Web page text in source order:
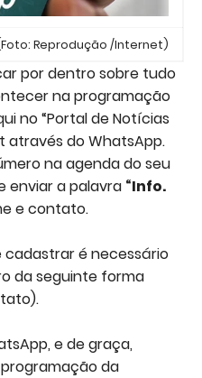
Reprodução /Internet)
por dentro sobre tudo
na programação
no “Portal de Notícias
através do WhatsApp.
na agenda do seu
enviar a palavra “Info.
e contato.
cadastrar é necessário
da seguinte forma
e de graça,
da